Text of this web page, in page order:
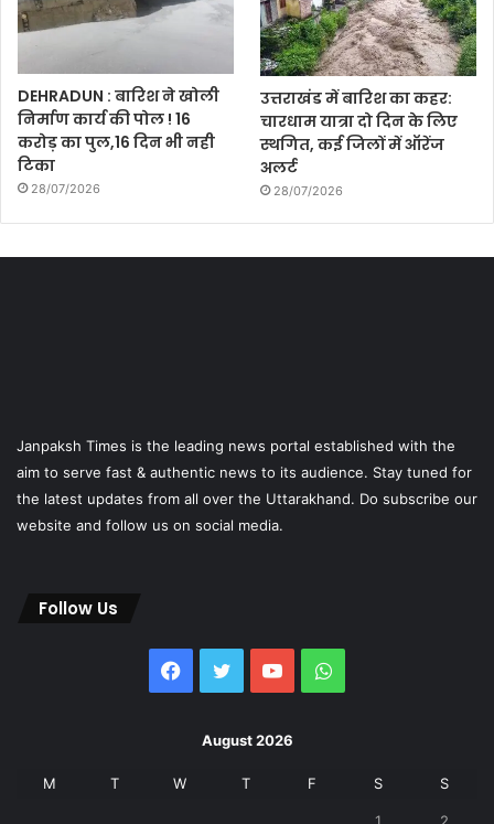
DEHRADUN : बारिश ने खोली
निर्माण कार्य की पोल ! 16
करोड़ का पुल,16 दिन भी नही
टिका
28/07/2026
उत्तराखंड में बारिश का कहर:
चारधाम यात्रा दो दिन के लिए
स्थगित, कई जिलों में ऑरेंज
अलर्ट
28/07/2026
Janpaksh Times is the leading news portal established with the
aim to serve fast & authentic news to its audience. Stay tuned for
the latest updates from all over the Uttarakhand. Do subscribe our
website and follow us on social media.
Follow Us
Facebook
Twitter YouTubeWhatsApp
August 2026
M T W T F S S